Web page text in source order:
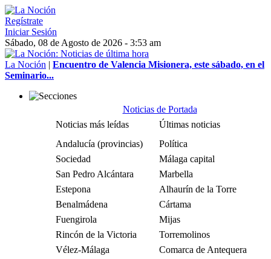
Regístrate
Iniciar Sesión
Sábado, 08 de Agosto de 2026 - 3:53 am
La Noción | Encuentro de Valencia Misionera, este sábado, en el
Seminario...
Noticias de Portada
Noticias más leídas
Últimas noticias
Andalucía (provincias)
Política
Sociedad
Málaga capital
San Pedro Alcántara
Marbella
Estepona
Alhaurín de la Torre
Benalmádena
Cártama
Fuengirola
Mijas
Rincón de la Victoria
Torremolinos
Vélez-Málaga
Comarca de Antequera